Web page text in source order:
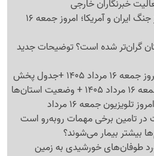
خبرنگاران خارجی
آخرین اخبار و گزارش ها از جنگ ایران و آمریکا؛ امروز جمعه 16
گران‌تر شده است؟ توضیحات جدید
+جدول پخش
جمعه 16 مرداد
در تامین برخی مهمات روبه‌رو است
بیشتر بیمار می‌شوند؟
طوفان‌های خورشیدی به زمین